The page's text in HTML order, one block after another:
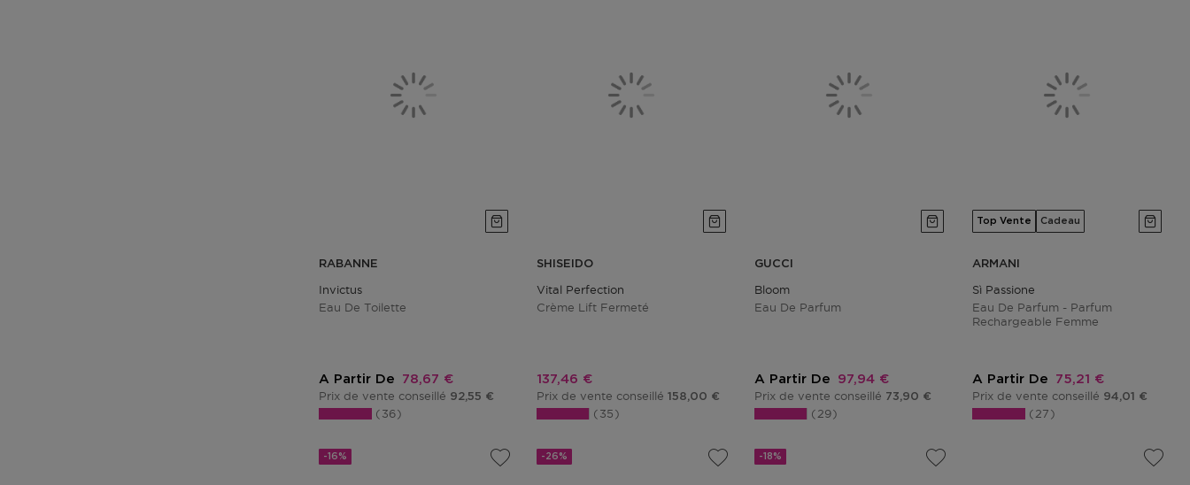
RABANNE
Invictus
Eau De Toilette
A Partir De Prix promotionnel
78,67 €
Prix de vente conseillé 92,55 €
36
SHISEIDO
Vital Perfection
Crème Lift Fermeté
Prix promotionnel
137,46 €
Prix de vente conseillé 158,00 €
35
GUCCI
Bloom
Eau De Parfum
A Partir De Prix promotionnel
97,94 €
Prix de vente conseillé 73,90 €
29
Top Vente Cadeau
ARMANI
Sì Passione
Eau De Parfum - Parfum
Rechargeable Femme
A Partir De Prix promotionnel
75,21 €
Prix de vente conseillé 94,01 €
27
-16% -26% -18%